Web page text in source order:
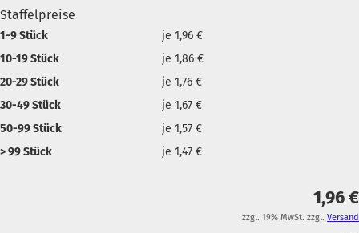
Staffelpreise
1-9 Stück
je 1,96 €
10-19 Stück
je 1,86 €
20-29 Stück
je 1,76 €
30-49 Stück
je 1,67 €
50-99 Stück
je 1,57 €
> 99 Stück
je 1,47 €
1,96 €
zzgl. 19% MwSt. zzgl. Versand